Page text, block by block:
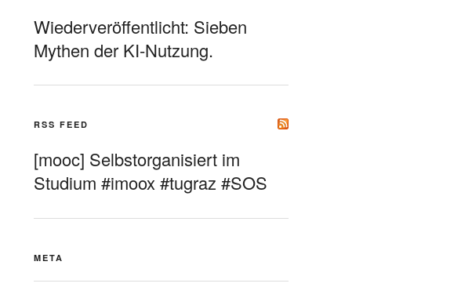
Wiederveröffentlicht: Sieben
Mythen der KI-Nutzung.
RSS FEED
[mooc] Selbstorganisiert im
Studium #imoox #tugraz #SOS
META